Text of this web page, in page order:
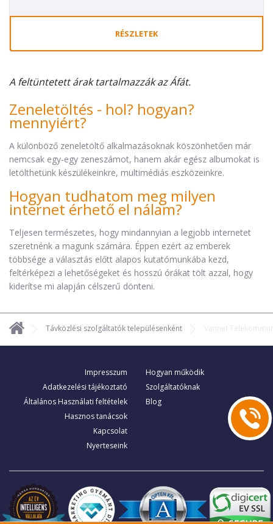
RÉSZLETEK
A feltüntetett árak tartalmazzák az Áfát.
Zeneletöltés - hol? hogyan?
mennyiért?
A különböző zeneletöltő alkalmazásoknak köszönhetően már
nemcsak egy-egy zeneszámot, hanem akár egész albumokat is
letölthetünk készülékeinkre, multimédiás eszközeinkre.
Hogyan tudhatom meg milyen
internet érhető el nálam?
Teljesen természetes, hogy mindannyian a legjobb internetet
szeretnénk a magunk számára. Éppen ezért az emberek
többsége a választás előtt alapos kutatómunkába kezd,
feltérképezi a lehetőségeket és hosszú órákat tölt azzal, hogy
kiderítse mi alapján célszerű dönteni.
Távközlési szolgáltatók településenként Vannet
Impresszum
Adatkezelési tájékoztató
Általános Használati feltételek
Hasznos tanácsok
Kapcsolat
Nyerteseink
Hogyan működik
Szolgáltatóknak
Blog